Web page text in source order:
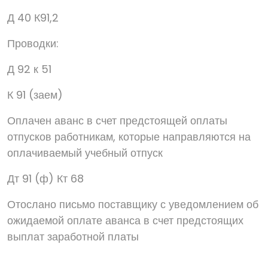
Д 40 К91,2
Проводки:
Д 92 к 51
К 91 (заем)
Оплачен аванс в счет предстоящей оплаты
отпусков работникам, которые направляются на
оплачиваемый учебный отпуск
Дт 91 (ф) Кт 68
Отослано письмо поставщику с уведомлением об
ожидаемой оплате аванса в счет предстоящих
выплат заработной платы